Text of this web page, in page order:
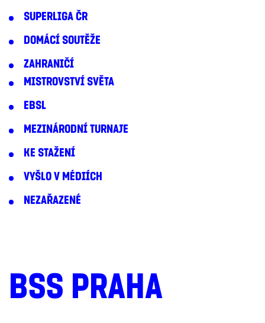
SUPERLIGA ČR
DOMÁCÍ SOUTĚŽE
ZAHRANIČÍ
MISTROVSTVÍ SVĚTA
EBSL
MEZINÁRODNÍ TURNAJE
KE STAŽENÍ
VYŠLO V MÉDIÍCH
NEZAŘAZENÉ
BSS PRAHA